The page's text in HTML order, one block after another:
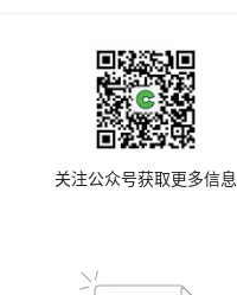
关注公众号获取更多信息